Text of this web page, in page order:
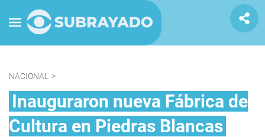
NACIONAL >
Inauguraron nueva Fábrica de
Cultura en Piedras Blancas